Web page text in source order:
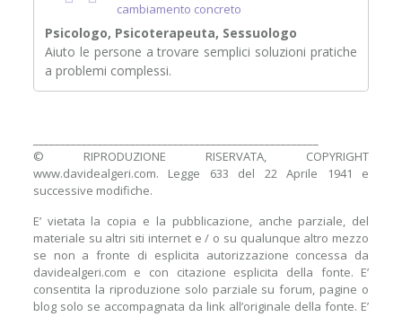
cambiamento concreto
Psicologo, Psicoterapeuta, Sessuologo
Aiuto le persone a trovare semplici soluzioni pratiche
a problemi complessi.
© RIPRODUZIONE RISERVATA, COPYRIGHT
www.davidealgeri.com. Legge 633 del 22 Aprile 1941 e
successive modifiche.
E’ vietata la copia e la pubblicazione, anche parziale, del
materiale su altri siti internet e / o su qualunque altro mezzo
se non a fronte di esplicita autorizzazione concessa da
davidealgeri.com e con citazione esplicita della fonte. E’
consentita la riproduzione solo parziale su forum, pagine o
blog solo se accompagnata da link all’originale della fonte. E’